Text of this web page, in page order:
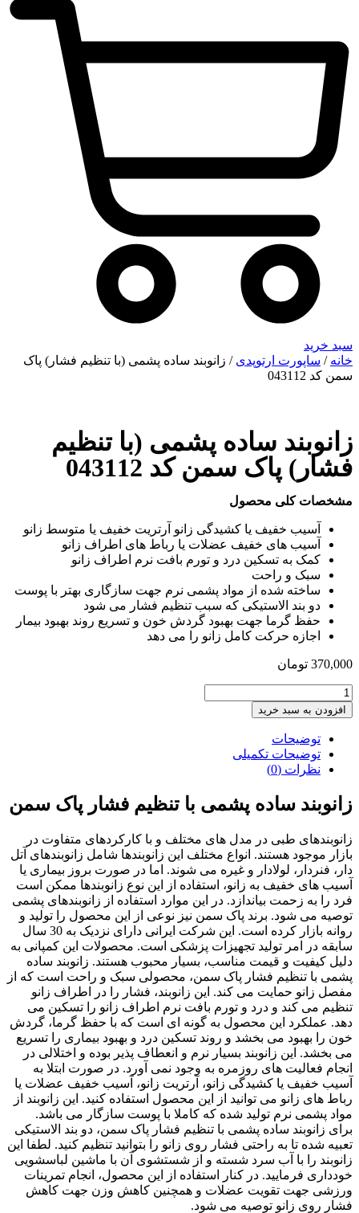
سبد خرید
خانه / ساپورت ارتوپدی / زانوبند ساده پشمی (با تنظيم فشار) پاک
سمن کد 043112
زانوبند ساده پشمی (با تنظيم
فشار) پاک سمن کد 043112
مشخصات کلی محصول
آسيب خفيف يا كشيدگی زانو آرتريت خفیف یا متوسط زانو
آسيب های خفيف عضلات يا رباط های اطراف زانو
كمک به تسكين درد و تورم بافت نرم اطراف زانو
سبک و راحت
ساخته شده از مواد پشمی نرم جهت سازگاری بهتر با پوست
دو بند الاستيكی كه سبب تنظيم فشار می شود
حفظ گرما جهت بهبود گردش خون و تسريع روند بهبود بيمار
اجازه حركت كامل زانو را می دهد
370,000 تومان
زانوبند
ساده
پشمی
تنظيم
فشار)
سمن
کد
عدد
افزودن به سبد خرید
توضیحات
توضیحات تکمیلی
نظرات (0)
زانوبند ساده پشمی با تنظیم فشار پاک سمن
زانوبندهای طبی در مدل های مختلف و با کارکردهای متفاوت در
بازار موجود هستند. انواع مختلف این زانوبندها شامل زانوبندهای آتل
دار، فنردار، لولادار و غیره می شوند. اما در صورت بروز بیماری یا
آسیب های خفیف به زانو، استفاده از این نوع زانوبندها ممکن است
فرد را به زحمت بیاندازد. در این موارد استفاده از زانوبندهای پشمی
توصیه می شود. برند پاک سمن نیز نوعی از این محصول را تولید و
روانه بازار کرده است. این شرکت ایرانی دارای نزدیک به 30 سال
سابقه در امر تولید تجهیزات پزشکی است. محصولات این کمپانی به
دلیل کیفیت و قیمت مناسب، بسیار محبوب هستند. زانوبند ساده
پشمی با تنظیم فشار پاک سمن، محصولی سبک و راحت است که از
مفصل زانو حمایت می کند. این زانوبند، فشار را در اطراف زانو
تنظیم می کند و درد و تورم بافت نرم اطراف زانو را تسکین می
دهد. عملکرد این محصول به گونه ای است که با حفظ گرما، گردش
خون را بهبود می بخشد و روند تسکین درد و بهبود بیماری را تسریع
می بخشد. این زانوبند بسیار نرم و انعطاف پذیر بوده و اختلالی در
انجام فعالیت های روزمره به وجود نمی آورد. در صورت ابتلا به
آسیب خفیف یا کشیدگی زانو، آرتریت زانو، آسیب خفیف عضلات یا
رباط های زانو می توانید از این محصول استفاده کنید. این زانوبند از
مواد پشمی نرم تولید شده که کاملا با پوست سازگار می باشد.
برای زانوبند ساده پشمی با تنظیم فشار پاک سمن، دو بند الاستیکی
تعبیه شده تا به راحتی فشار روی زانو را بتوانید تنظیم کنید. لطفا این
زانوبند را با آب سرد شسته و از شستشوی آن با ماشین لباسشویی
خودداری فرمایید. در کنار استفاده از این محصول، انجام تمرینات
ورزشی جهت تقویت عضلات و همچنین کاهش وزن جهت کاهش
فشار روی زانو توصیه می شود.